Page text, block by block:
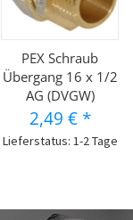
PEX Schraub
Übergang 16 x 1/2
AG (DVGW)
2,49 € *
Lieferstatus: 1-2 Tage